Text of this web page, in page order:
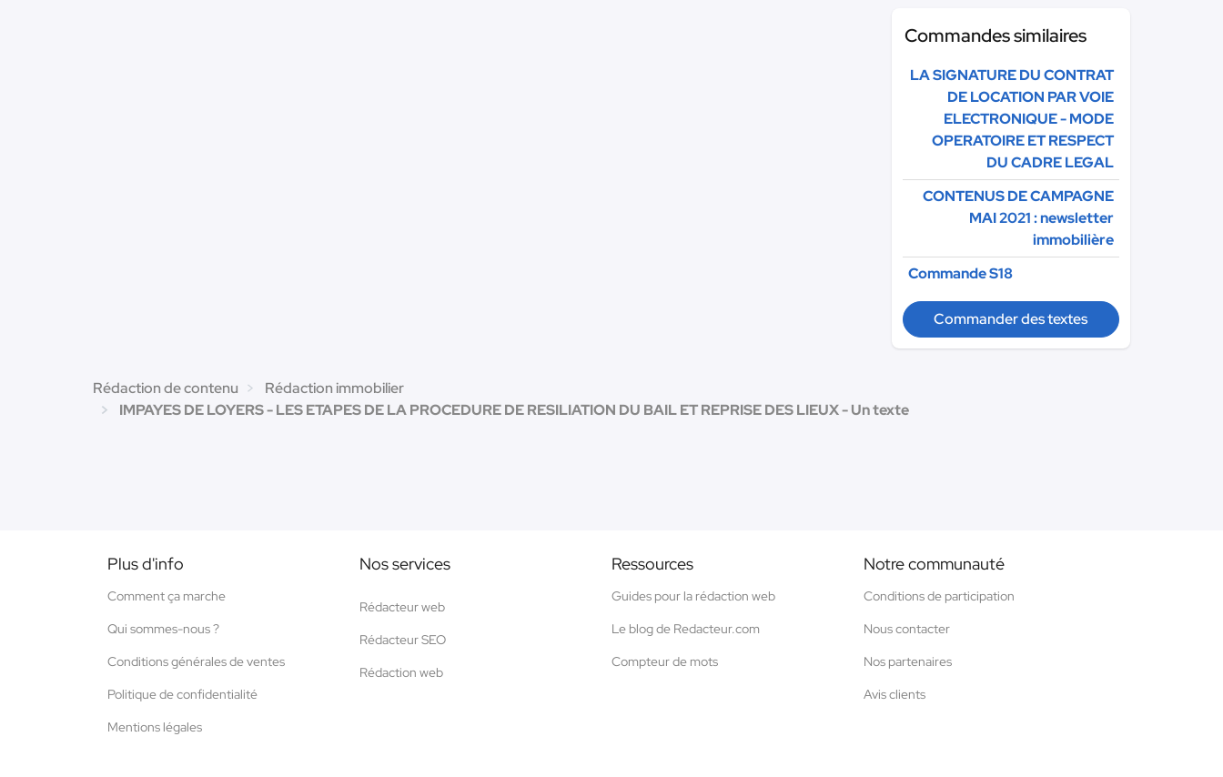
Commandes similaires
LA SIGNATURE DU CONTRAT
DE LOCATION PAR VOIE
ELECTRONIQUE - MODE
OPERATOIRE ET RESPECT
DU CADRE LEGAL
CONTENUS DE CAMPAGNE
MAI 2021 : newsletter
immobilière
Commande S18
Commander des textes
Rédaction de contenu
Rédaction immobilier
IMPAYES DE LOYERS - LES ETAPES DE LA PROCEDURE DE RESILIATION DU BAIL ET REPRISE DES LIEUX - Un texte
Plus d'info
Comment ça marche
Qui sommes-nous ?
Conditions générales de ventes
Politique de confidentialité
Mentions légales
Nos services
Rédacteur web
Rédacteur SEO
Rédaction web
Ressources
Guides pour la rédaction web
Le blog de Redacteur.com
Compteur de mots
Notre communauté
Conditions de participation
Nous contacter
Nos partenaires
Avis clients